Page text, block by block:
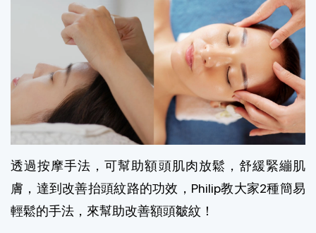
透過按摩手法，可幫助額頭肌肉放鬆，舒緩緊繃肌
膚，達到改善抬頭紋路的功效，Philip教大家2種簡易
輕鬆的手法，來幫助改善額頭皺紋！